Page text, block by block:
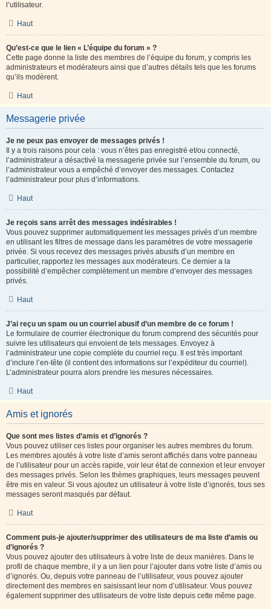
l’utilisateur.
Haut
Qu’est-ce que le lien « L’équipe du forum » ?
Cette page donne la liste des membres de l’équipe du forum, y compris les
administrateurs et modérateurs ainsi que d’autres détails tels que les forums
qu’ils modèrent.
Haut
Messagerie privée
Je ne peux pas envoyer de messages privés !
Il y a trois raisons pour cela : vous n’êtes pas enregistré et/ou connecté,
l’administrateur a désactivé la messagerie privée sur l’ensemble du forum, ou
l’administrateur vous a empêché d’envoyer des messages. Contactez
l’administrateur pour plus d’informations.
Haut
Je reçois sans arrêt des messages indésirables !
Vous pouvez supprimer automatiquement les messages privés d’un membre
en utilisant les filtres de message dans les paramètres de votre messagerie
privée. Si vous recevez des messages privés abusifs d’un membre en
particulier, rapportez les messages aux modérateurs. Ce dernier a la
possibilité d’empêcher complètement un membre d’envoyer des messages
privés.
Haut
J’ai reçu un spam ou un courriel abusif d’un membre de ce forum !
Le formulaire de courrier électronique du forum comprend des sécurités pour
suivre les utilisateurs qui envoient de tels messages. Envoyez à
l’administrateur une copie complète du courriel reçu. Il est très important
d’inclure l’en-tête (il contient des informations sur l’expéditeur du courriel).
L’administrateur pourra alors prendre les mesures nécessaires.
Haut
Amis et ignorés
Que sont mes listes d’amis et d’ignorés ?
Vous pouvez utiliser ces listes pour organiser les autres membres du forum.
Les membres ajoutés à votre liste d’amis seront affichés dans votre panneau
de l’utilisateur pour un accès rapide, voir leur état de connexion et leur envoyer
des messages privés. Selon les thèmes graphiques, leurs messages peuvent
être mis en valeur. Si vous ajoutez un utilisateur à votre liste d’ignorés, tous ses
messages seront masqués par défaut.
Haut
Comment puis-je ajouter/supprimer des utilisateurs de ma liste d’amis ou
d’ignorés ?
Vous pouvez ajouter des utilisateurs à votre liste de deux manières. Dans le
profil de chaque membre, il y a un lien pour l’ajouter dans votre liste d’amis ou
d’ignorés. Ou, depuis votre panneau de l’utilisateur, vous pouvez ajouter
directement des membres en saisissant leur nom d’utilisateur. Vous pouvez
également supprimer des utilisateurs de votre liste depuis cette même page.